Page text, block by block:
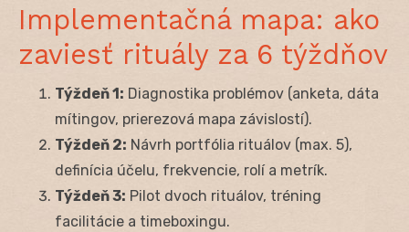
Implementačná mapa: ako
zaviesť rituály za 6 týždňov
Týždeň 1: Diagnostika problémov (anketa, dáta
mítingov, prierezová mapa závislostí).
Týždeň 2: Návrh portfólia rituálov (max. 5),
definícia účelu, frekvencie, rolí a metrík.
Týždeň 3: Pilot dvoch rituálov, tréning
facilitácie a timeboxingu.